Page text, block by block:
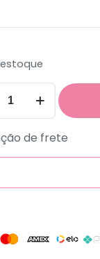
de frete